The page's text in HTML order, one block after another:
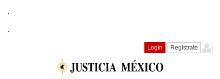
.
.
Login Registrate